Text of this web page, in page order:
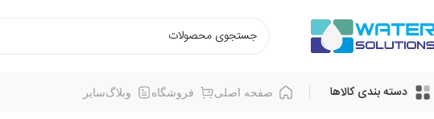
دسته بندی کالاها صفحه اصلی فروشگاه وبلاگسایر